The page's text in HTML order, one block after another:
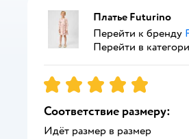
Платье Futurino
Перейти к бренду
Перейти в
Рейтинг:5
Соответствие размеру:
Идёт размер в размер